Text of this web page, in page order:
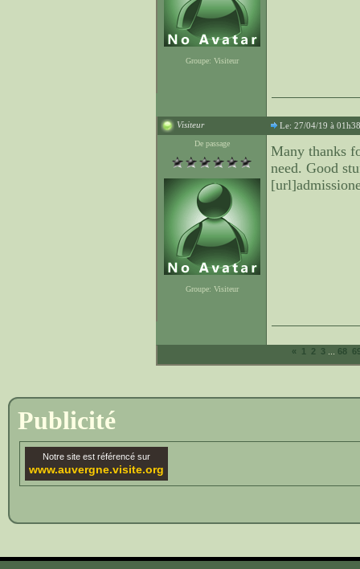
Groupe: Visiteur
Visiteur Le: 27/04/19 à 01h38
De passage
Groupe: Visiteur
Many thanks
need. Good
« 1 2 3 ... 68
Publicité
Notre site est référencé sur
www.auvergne.visite.org